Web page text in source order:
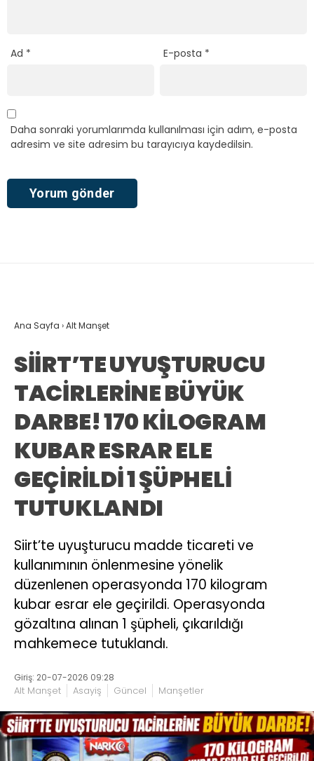
Ad * E-posta *
Daha sonraki yorumlarımda kullanılması için adım, e-posta
adresim ve site adresim bu tarayıcıya kaydedilsin.
Ana Sayfa ›Alt Manşet
SİİRT’TE UYUŞTURUCU
TACİRLERİNE BÜYÜK
DARBE! 170 KİLOGRAM
KUBAR ESRAR ELE
GEÇİRİLDİ 1 ŞÜPHELİ
TUTUKLANDI
Siirt’te uyuşturucu madde ticareti ve
kullanımının önlenmesine yönelik
düzenlenen operasyonda 170 kilogram
kubar esrar ele geçirildi. Operasyonda
gözaltına alınan 1 şüpheli, çıkarıldığı
mahkemece tutuklandı.
Giriş: 20-07-2026 09:28
Alt Manşet Asayiş Güncel Manşetler